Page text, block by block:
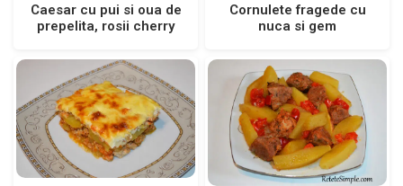
Caesar cu pui si oua de
prepelita, rosii cherry
Cornulete fragede cu
nuca si gem